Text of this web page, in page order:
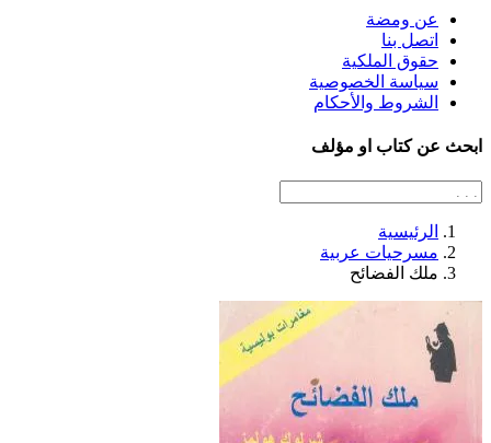
عن ومضة
اتصل بنا
حقوق الملكية
سياسة الخصوصية
الشروط والأحكام
ابحث عن كتاب او مؤلف
الرئيسية
مسرحيات عربية
ملك الفضائح